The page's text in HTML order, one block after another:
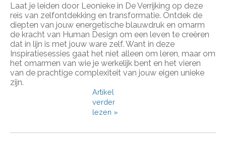
Laat je leiden door Leonieke in De Verrijking op deze
reis van zelfontdekking en transformatie. Ontdek de
diepten van jouw energetische blauwdruk en omarm
de kracht van Human Design om een leven te creëren
dat in lijn is met jouw ware zelf. Want in deze
Inspiratiesessies gaat het niet alleen om leren, maar om
het omarmen van wie je werkelijk bent en het vieren
van de prachtige complexiteit van jouw eigen unieke
zijn.
Artikel
verder
lezen »